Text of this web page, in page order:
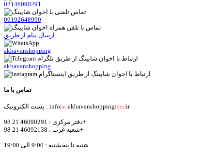
02146090291
09192648990
ارسال پیام از طریق
akhavanshopping
akhavanshopping
تماس با ما
پست الکترونیک : info[at]akhavanshopping[dot]ir
دفتر مرکزی : 46090291 21 98+
شعبه غرب : 46092138 21 98+
شنبه تا پنجشنبه : 9:00 الی 19:00